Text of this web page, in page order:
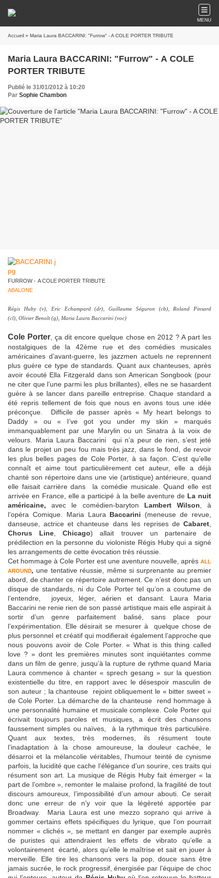
MENU
Accueil » Maria Laura BACCARINI: "Furrow" - A COLE PORTER TRIBUTE
Maria Laura BACCARINI: "Furrow" - A COLE
PORTER TRIBUTE
Publié le 31/01/2012 à 10:20
Par Sophie Chambon
FURROW - A COLE PORTER TRIBUTE
ABALONE
Régis Huby (v), Eric Echampard (dr), Guillaume Séguron (cb), Roland Pinsard
(cl), Olivier Benoît (g), Maria Laura Baccarini (voc)
Cole Porter , ça dit encore quelque chose en 2012 ? A part les
nostalgiques de la 42ème rue et des comédies musicales
américaines d’avant-guerre, les jazzmen actuels ne reprennent
plus guère ce type de standards. Quant aux chanteuses, après
avoir écouté Ella Fitzgerald dans son American Songbook (pour
ne citer que l’une parmi les plus brillantes), elles ne se hasardent
guère à se lancer dans pareille entreprise. Chaque standard a
été repris tellement de fois que nous en avons tous une idée
préconçue. Difficile de passer après « My heart belongs to
Daddy » ou « I’ve got you under my skin » marqués
immanquablement par une Marylin ou un Sinatra à la voix de
velours. Maria Laura Baccarini qui n’a peur de rien, s’est jeté
dans le projet un peu fou mais très jazz, dans le fond, de revoir
les plus belles pages de Cole Porter, à sa façon. C’est qu’elle
connaît et aime tout particulièrement cet auteur, elle a déjà
chanté son répertoire dans une vie (artistique) antérieure, quand
elle faisait carrière dans la comédie musicale. Quand elle est
arrivée en France, elle a participé à la belle aventure de La nuit
américaine, avec le comédien-baryton Lambert Wilson , à
l’opéra Comique. Maria Laura Baccarini (meneuse de revue,
danseuse, actrice et chanteuse dans les reprises de Cabaret
Chorus Line ,Chicago) allait trouver un partenaire de
prédilection en la personne du violoniste Régis Huby qui a signé
les arrangements de cette évocation très réussie.
Cet hommage à Cole Porter est une aventure nouvelle, après ALL
AROUND, une tentative réussie, même si surprenante au premier
abord, de chanter ce répertoire autrement. Ce n’est donc pas un
disque de standards, ni du Cole Porter tel qu’on a coutume de
l’entendre, joyeux, léger, aérien et dansant. Laura Maria
Baccarini ne renie rien de son passé artistique mais elle aspirait à
sortir d’un genre parfaitement balisé, sans place pour
l’expérimentation. Elle désirait se mesurer à quelque chose de
plus personnel et créatif qui modifierait également l’approche que
nous pouvons avoir de Cole Porter. « What is this thing called
love ? » dont les premières minutes sont inquiétantes comme
dans un film de genre, jusqu’à la rupture de rythme quand Maria
Laura commence à chanter « sprech gesang » sur la question
existentielle du titre, en rapport avec le désespoir masculin de
son auteur ; la chanteuse rejoint obliquement le « bitter sweet »
de Cole Porter. La démarche de la chanteuse rend hommage à
une personnalité humaine et musicale complexe. Cole Porter qui
écrivait toujours paroles et musiques, a écrit des chansons
faussement simples ou naïves, à la rythmique très particulière.
Quant aux textes, très modernes, ils résument toute
l’inadaptation à la chose amoureuse, la douleur cachée, le
désarroi et la mélancolie véritables, l’humour teinté de cynisme
parfois, la lucidité que cache l’élégance d’un sourire, ces traits qui
résument son art. La musique de Régis Huby fait émerger « la
part de l’ombre », remonter le malaise profond, la fragilité de tout
discours amoureux, l’impossibilité d’un amour abouti. Ce serait
donc une erreur de n’y voir que la légèreté apportée par
Broadway. Maria Laura est une mezzo soprano qui arrive à
gommer certains effets spécifiques du lyrique, que l’on pourrait
nommer « clichés », se mettant en danger par exemple auprès
de puristes qui attendraient les effets de vibrato qu’elle a
volontairement écarté, alors qu’elle le maîtrise et sait en jouer à
merveille. Elle tire les chansons vers la pop, douce sans être
jamais sucrée, le rock progressif, énergisée par l’équipe de choc